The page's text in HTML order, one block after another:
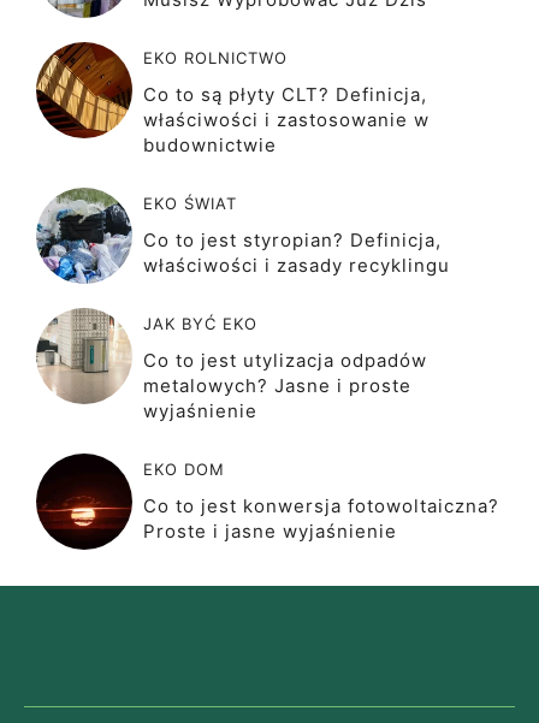
EKO ROLNICTWO
Co to są płyty CLT? Definicja,
właściwości i zastosowanie w
budownictwie
EKO ŚWIAT
Co to jest styropian? Definicja,
właściwości i zasady recyklingu
JAK BYĆ EKO
Co to jest utylizacja odpadów
metalowych? Jasne i proste
wyjaśnienie
EKO DOM
Co to jest konwersja fotowoltaiczna?
Proste i jasne wyjaśnienie